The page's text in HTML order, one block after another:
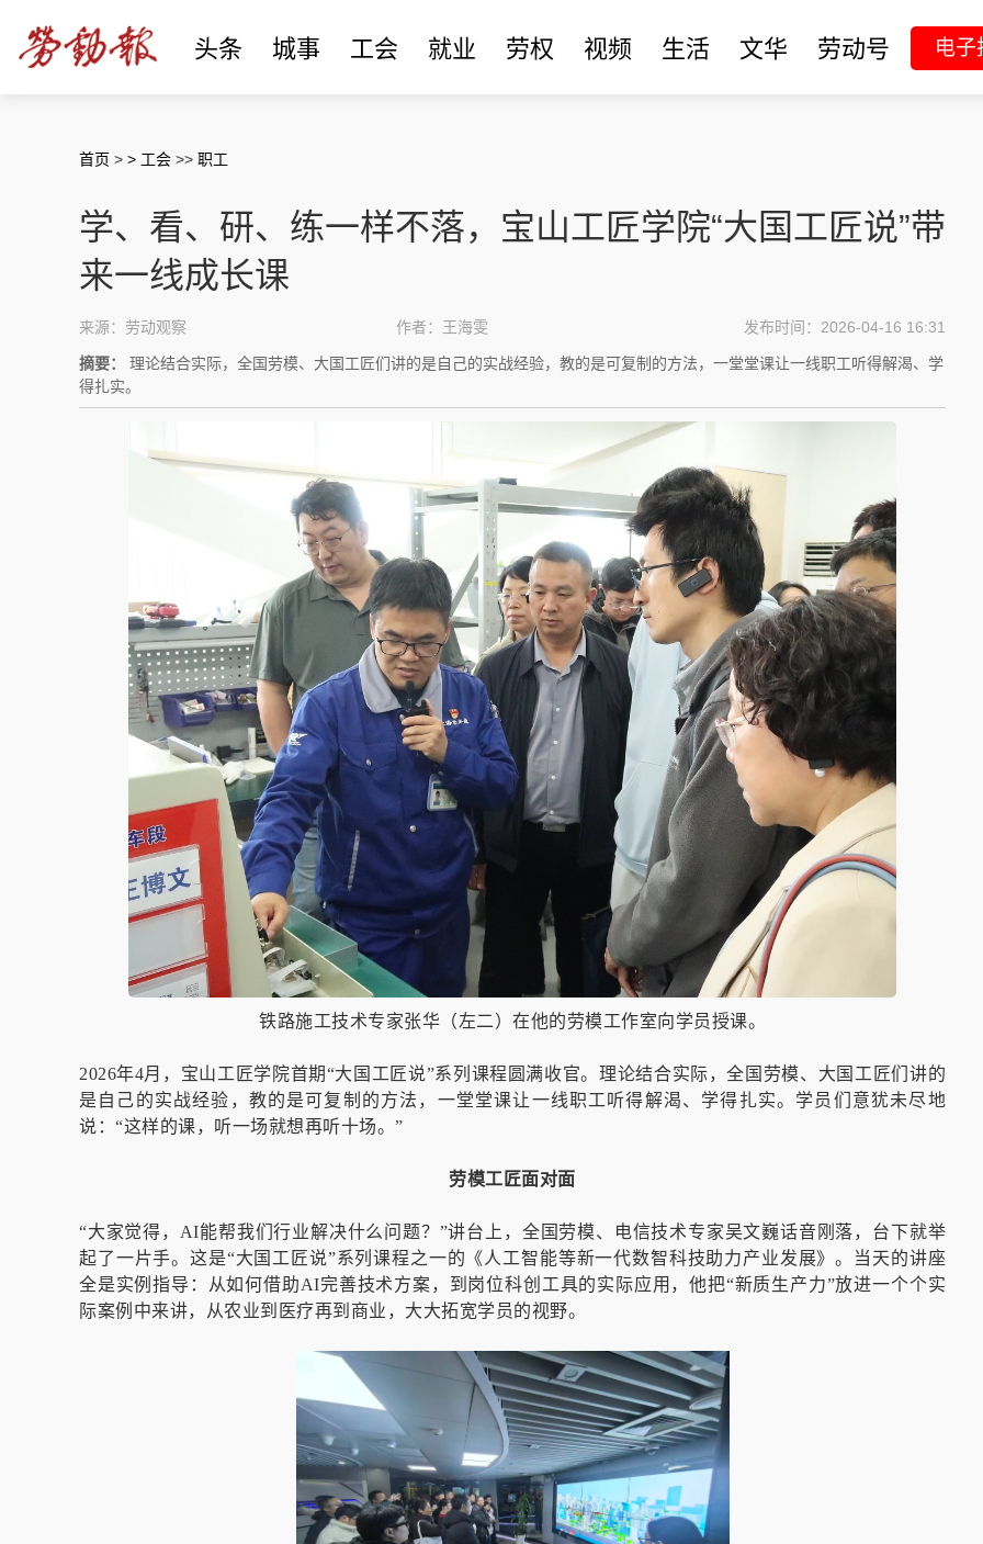
头条 城事 工会 就业 劳权 视频 生活 文华 劳动号 电子
首页 > > 工会 >> 职工
学、看、研、练一样不落，宝山工匠学院“大国工匠说”带
来一线成长课
来源：劳动观察 作者：王海雯 发布时间：2026-04-16 16:31
摘要：
理论结合实际，全国劳模、大国工匠们讲的是自己的实战经验，教的是可复制的方法，一堂堂课让一线职工听得解渴、学
得扎实。
铁路施工技术专家张华（左二）在他的劳模工作室向学员授课。
2026年4月，宝山工匠学院首期“大国工匠说”系列课程圆满收官。理论结合实际，全国劳模、大国工匠们讲的
是自己的实战经验，教的是可复制的方法，一堂堂课让一线职工听得解渴、学得扎实。学员们意犹未尽地
说：“这样的课，听一场就想再听十场。”
劳模工匠面对面
“大家觉得，AI能帮我们行业解决什么问题？”讲台上，全国劳模、电信技术专家吴文巍话音刚落，台下就举
起了一片手。这是“大国工匠说”系列课程之一的《人工智能等新一代数智科技助力产业发展》。当天的讲座
全是实例指导：从如何借助AI完善技术方案，到岗位科创工具的实际应用，他把“新质生产力”放进一个个实
际案例中来讲，从农业到医疗再到商业，大大拓宽学员的视野。